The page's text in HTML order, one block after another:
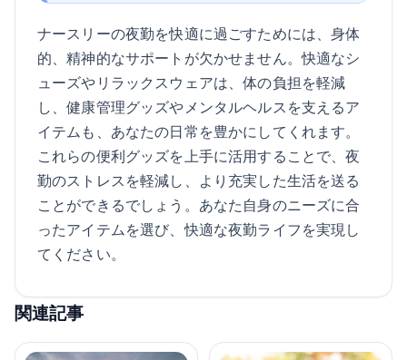
ナースリーの夜勤を快適に過ごすためには、身体
的、精神的なサポートが欠かせません。快適なシ
ューズやリラックスウェアは、体の負担を軽減
し、健康管理グッズやメンタルヘルスを支えるア
イテムも、あなたの日常を豊かにしてくれます。
これらの便利グッズを上手に活用することで、夜
勤のストレスを軽減し、より充実した生活を送る
ことができるでしょう。あなた自身のニーズに合
ったアイテムを選び、快適な夜勤ライフを実現し
てください。
関連記事